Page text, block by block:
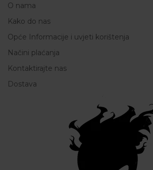
O nama
Kako do nas
Opće Informacije i uvjeti korištenja
Načini plaćanja
Kontaktirajte nas
Dostava